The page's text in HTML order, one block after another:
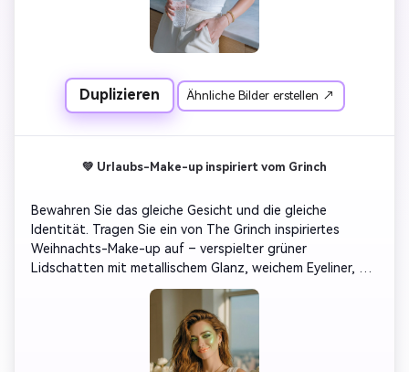
Duplizieren Ähnliche Bilder erstellen ↗
💚 Urlaubs-Make-up inspiriert vom Grinch
Bewahren Sie das gleiche Gesicht und die gleiche
Identität. Tragen Sie ein von The Grinch inspiriertes
Weihnachts-Make-up auf – verspielter grüner
Lidschatten mit metallischem Glanz, weichem Eyeliner,
langen lockigen Wimpern und hellpfirsichfarbenen Lippen.
Fügen Sie sanfte grüne Highlights an den
Wangenknochen hinzu, um eine lustige, kreative
Atmosphäre zu schaffen. Inspiriert von
Weihnachtsfilmcharakteren, Filmbeleuchtungen, surrealen